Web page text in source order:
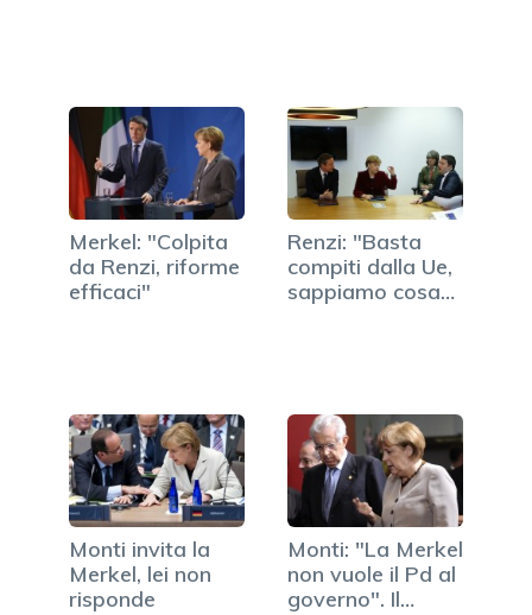
Merkel: "Colpita
da Renzi, riforme
efficaci"
Renzi: "Basta
compiti dalla Ue,
sappiamo cosa
Monti invita la
Merkel, lei non
risponde
Monti: "La Merkel
non vuole il Pd al
governo". Il…